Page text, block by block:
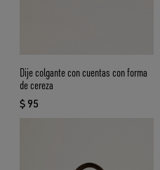
Dije colgante con cuentas con forma
de cereza
$ 95
precio actual $ 95